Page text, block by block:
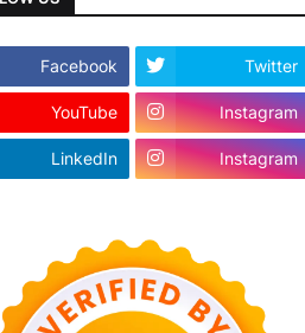
Facebook Twitter
YouTube Instagram
LinkedIn Instagram